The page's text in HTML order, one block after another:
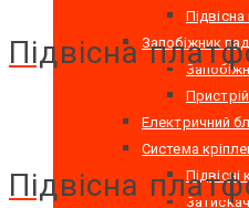
Запобіжник
Електричний
Система
Підвісні
Підвісна
Підвісна